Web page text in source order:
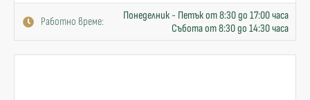
Работно време:
Понеделник - Петък от 8:30 до 17:00 часа
Събота от 8:30 до 14:30 часа